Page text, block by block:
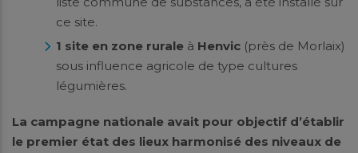
ce site.
1 site en zone rurale à Henvic (près de Morlaix)
sous influence agricole de type cultures
légumières.
La campagne nationale avait pour objectif d’établir
le premier état des lieux harmonisé des niveaux de